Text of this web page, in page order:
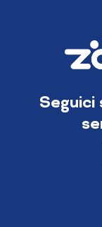
Seguici